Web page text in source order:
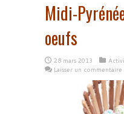
Midi-
oeufs
28 mars 2013
Laisser un commentaire